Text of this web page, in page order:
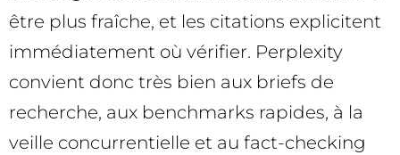
être plus fraîche, et les citations explicitent
immédiatement où vérifier. Perplexity
convient donc très bien aux briefs de
recherche, aux benchmarks rapides, à la
veille concurrentielle et au fact-checking